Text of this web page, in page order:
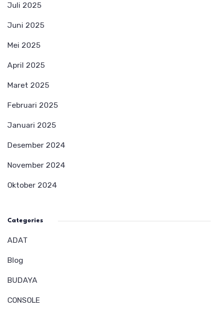
Juli 2025
Juni 2025
Mei 2025
April 2025
Maret 2025
Februari 2025
Januari 2025
Desember 2024
November 2024
Oktober 2024
Categories
ADAT
Blog
BUDAYA
CONSOLE